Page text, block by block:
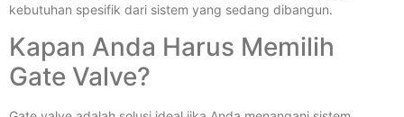
kebutuhan spesifik dari sistem yang sedang dibangun.
Kapan Anda Harus Memilih
Gate Valve?